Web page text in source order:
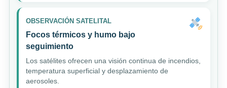
OBSERVACIÓN SATELITAL
Focos térmicos y humo bajo
seguimiento
Los satélites ofrecen una visión continua de incendios,
temperatura superficial y desplazamiento de
aerosoles.